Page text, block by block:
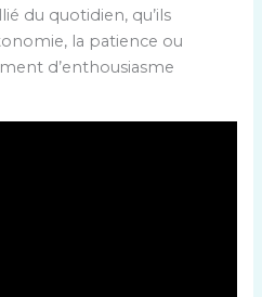
du quotidien, qu’ils
la patience ou
d’enthousiasme